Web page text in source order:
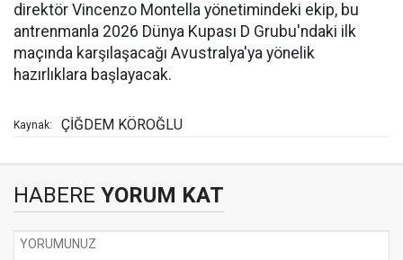
direktör Vincenzo Montella yönetimindeki ekip, bu
antrenmanla 2026 Dünya Kupası D Grubu'ndaki ilk
maçında karşılaşacağı Avustralya'ya yönelik
hazırlıklara başlayacak.
Kaynak: ÇİĞDEM KÖROĞLU
HABERE YORUM KAT